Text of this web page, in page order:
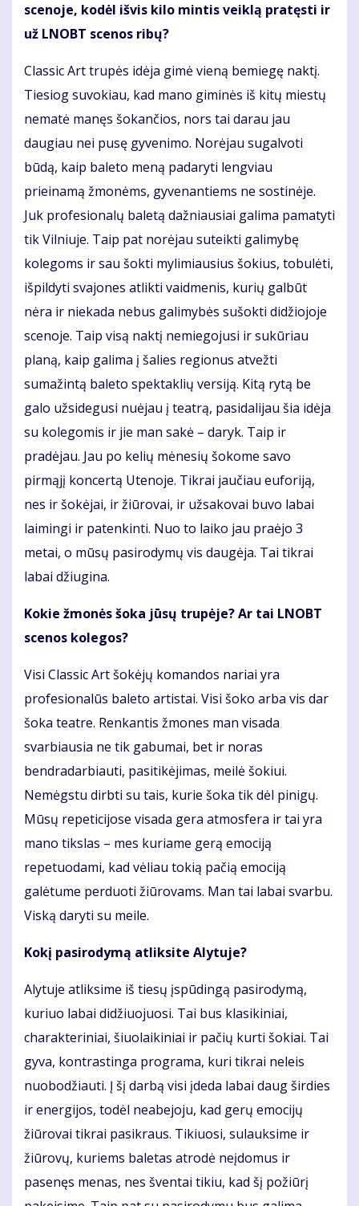
scenoje, kodėl išvis kilo mintis veiklą pratęsti ir
už LNOBT scenos ribų?
Classic Art trupės idėja gimė vieną bemiegę naktį.
Tiesiog suvokiau, kad mano giminės iš kitų miestų
nematė manęs šokančios, nors tai darau jau
daugiau nei pusę gyvenimo. Norėjau sugalvoti
būdą, kaip baleto meną padaryti lengviau
prieinamą žmonėms, gyvenantiems ne sostinėje.
Juk profesionalų baletą dažniausiai galima pamatyti
tik Vilniuje. Taip pat norėjau suteikti galimybę
kolegoms ir sau šokti mylimiausius šokius, tobulėti,
išpildyti svajones atlikti vaidmenis, kurių galbūt
nėra ir niekada nebus galimybės sušokti didžiojoje
scenoje. Taip visą naktį nemiegojusi ir sukūriau
planą, kaip galima į šalies regionus atvežti
sumažintą baleto spektaklių versiją. Kitą rytą be
galo užsidegusi nuėjau į teatrą, pasidalijau šia idėja
su kolegomis ir jie man sakė – daryk. Taip ir
pradėjau. Jau po kelių mėnesių šokome savo
pirmąjį koncertą Utenoje. Tikrai jaučiau euforiją,
nes ir šokėjai, ir žiūrovai, ir užsakovai buvo labai
laimingi ir patenkinti. Nuo to laiko jau praėjo 3
metai, o mūsų pasirodymų vis daugėja. Tai tikrai
labai džiugina.
Kokie žmonės šoka jūsų trupėje? Ar tai LNOBT
scenos kolegos?
Visi Classic Art šokėjų komandos nariai yra
profesionalūs baleto artistai. Visi šoko arba vis dar
šoka teatre. Renkantis žmones man visada
svarbiausia ne tik gabumai, bet ir noras
bendradarbiauti, pasitikėjimas, meilė šokiui.
Nemėgstu dirbti su tais, kurie šoka tik dėl pinigų.
Mūsų repeticijose visada gera atmosfera ir tai yra
mano tikslas – mes kuriame gerą emociją
repetuodami, kad vėliau tokią pačią emociją
galėtume perduoti žiūrovams. Man tai labai svarbu.
Viską daryti su meile.
Kokį pasirodymą atliksite Alytuje?
Alytuje atliksime iš tiesų įspūdingą pasirodymą,
kuriuo labai didžiuojuosi. Tai bus klasikiniai,
charakteriniai, šiuolaikiniai ir pačių kurti šokiai. Tai
gyva, kontrastinga programa, kuri tikrai neleis
nuobodžiauti. Į šį darbą visi įdeda labai daug širdies
ir energijos, todėl neabejoju, kad gerų emocijų
žiūrovai tikrai pasikraus. Tikiuosi, sulauksime ir
žiūrovų, kuriems baletas atrodė neįdomus ir
pasenęs menas, nes šventai tikiu, kad šį požiūrį